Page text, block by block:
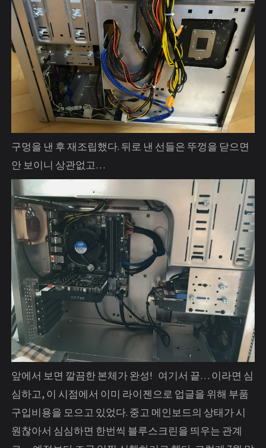
구멍을 낸 후 재조립했다. 뒤로 낸 선들은 뚜껑을 닫으면
안 보이니 상관없고…
앞에서 보면 깔끔한 본체가 완성! 여기서 끝… 이라면 심
심하고, 이 시점에서 이미 라이젠으로 업글을 위해 부품
구입비용을 모으고 있었다. 중고 메인보드의 상태가 시
원찮아서 심심하면 한번씩 블루스크린을 띄우는 관계